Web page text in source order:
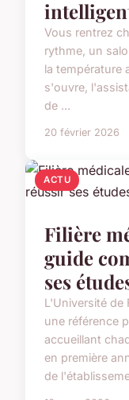
Vous rentrez
rythme, un
la température
s'ouvre,
de ...
20 février 2026
ACTU
Filière
guide
ses
L'Université
une référence
accueillant
en première
de